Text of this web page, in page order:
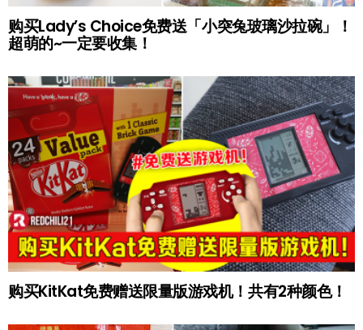
购买Lady’s Choice免费送「小突兔玻璃沙拉碗」！
超萌的~一定要收集！
购买KitKat免费赠送限量版游戏机！共有2种颜色！